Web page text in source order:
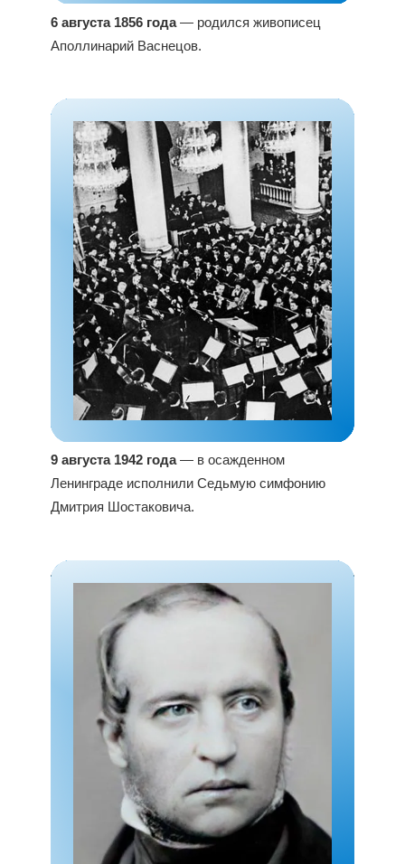
6 августа 1856 года— родился живописец
Аполлинарий Васнецов.
9 августа 1942 года— в осажденном
Ленинграде исполнили Седьмую симфонию
Дмитрия Шостаковича.